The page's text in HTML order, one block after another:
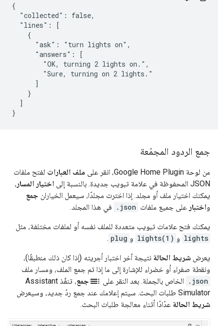
{
  "collected": false,
  "lines": [
    {
      "ask": "turn lights on",
      "answers": [
        "OK, turning 2 lights on.",
        "Sure, turning on 2 lights."
      ]
    }
  ]
جمع الردود المجمّعة
من لوحة Google Home Plugin، انقر على ملف العبارات لفتح ملفات
JSON المحفوظة في علامة تبويب جديدة. بالنسبة إلى
اختيار المسار ،
يمكنك اختيار ملف أو مجلد. إذا اخترت مجلدًا، سيعمل الخياران جمع
واختبار على جميع ملفات .json في هذا المجلد.
يمكنك فتح علامات تبويب متعددة للملف نفسه أو لملفات مختلفة، مثل
lights و lights(1) و plug
.
يعرض شريط الحالة نتيجة آخر اختبار أجريته (إذا كان ذلك منطبقًا)،
ونقطة صفراء أو خضراء للإشارة إلى ما إذا تم جمع الملف، ومسار ملف
.json
الخاص بالجملة. بعد النقر على toc جمع، تنفّذ Assistant
Simulator طلبات البحث. سيتم إعلامك عند جمع ردّ جديد، وسيعرض
شريط الحالة عدّادًا أثناء معالجة طلبات البحث.